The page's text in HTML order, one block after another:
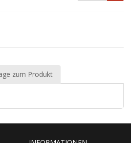
zum Produkt